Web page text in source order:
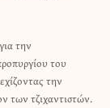
την
του
την
των τζιχαντιστών.